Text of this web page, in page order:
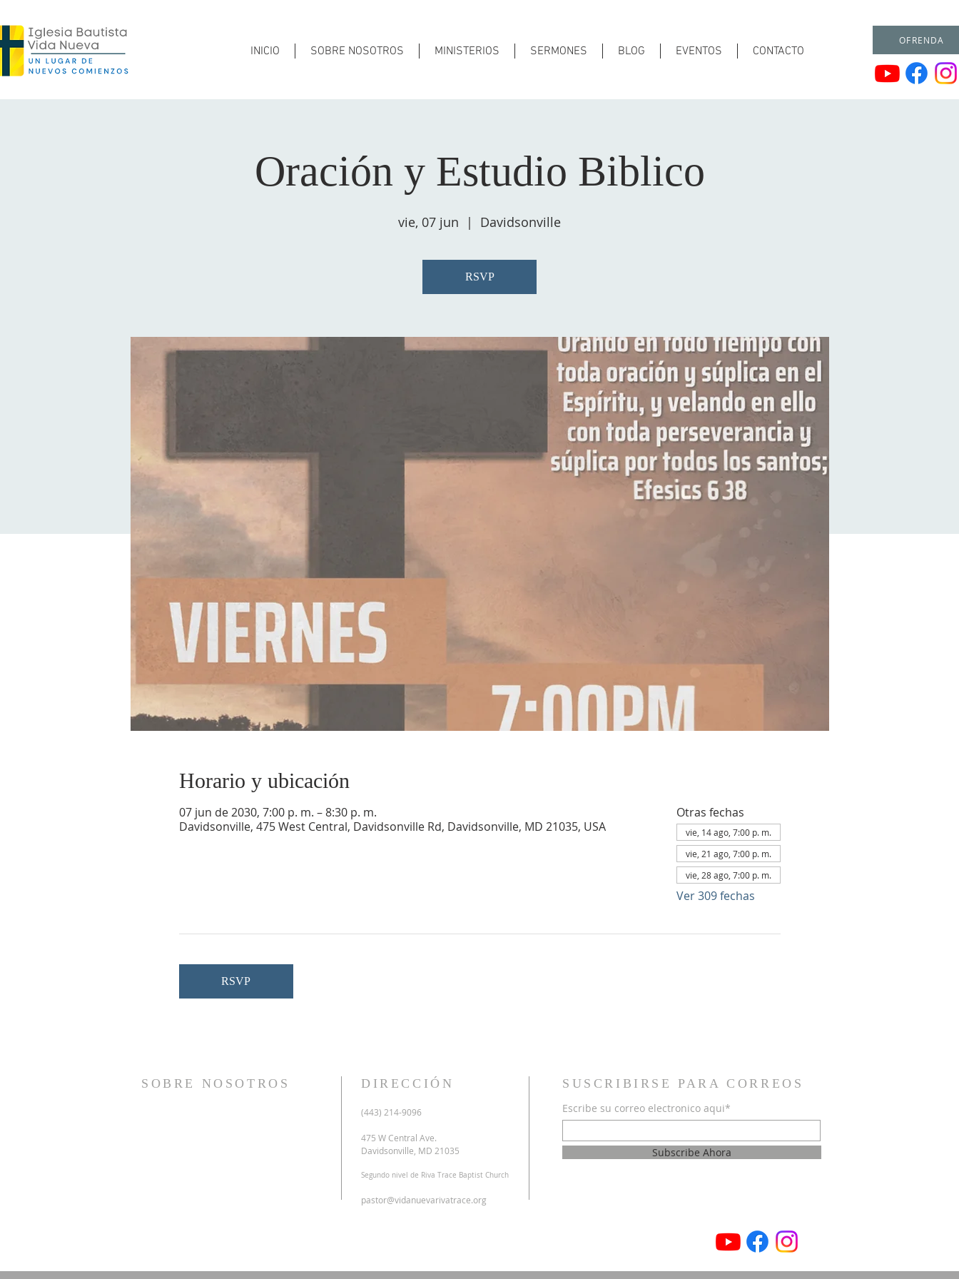
INICIO SOBRE NOSOTROS MINISTERIOS SERMONES BLOG EVENTOS CONTACTO
OFRENDA
Oración y Estudio Biblico
vie, 07 jun
  |
Davidsonville
RSVP
Horario y ubicación
07 jun de 2030, 7:00 p. m. – 8:30 p. m.
Davidsonville, 475 West Central, Davidsonville Rd, Davidsonville, MD 21035, USA
Otras fechas
vie, 14 ago, 7:00 p. m.
vie, 21 ago, 7:00 p. m.
vie, 28 ago, 7:00 p. m.
Ver 309 fechas
RSVP
SOBRE NOSOTROS DIRECCIÓN
(443) 214-9096
475 W Central Ave.
Davidsonville, MD 21035
Segundo nivel de Riva Trace Baptist Church
pastor@vidanuevarivatrace.org
SUSCRIBIRSE PARA CORREOS
Escribe su correo electronico aqui*
Subscribe Ahora